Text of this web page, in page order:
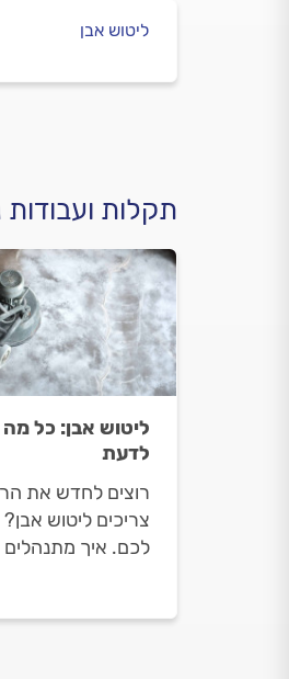
ליטוש אבן
תקלות ועבודות
ליטוש אבן: כל
לדעת
רוצים לחדש את
צריכים ליטוש
לכם. איך
מה חשוב להקפיד
ליטוש אבן? כל